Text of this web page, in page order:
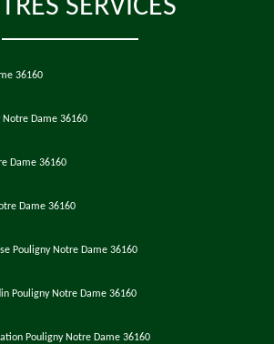
SERVICES
36160
Dame 36160
Dame 36160
Dame 36160
Pouligny Notre Dame 36160
Pouligny Notre Dame 36160
Pouligny Notre Dame 36160